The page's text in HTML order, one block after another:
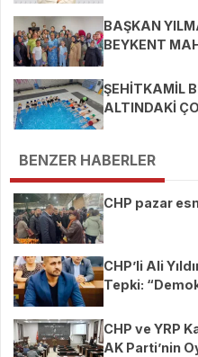
BAŞKAN
BEYKENT
ŞEHİTKAMİL
ALTINDAKİ
BENZER HABERLER
CHP pazar
CHP’li Ali
Tepki:
CHP ve YRP
AK Parti’nin